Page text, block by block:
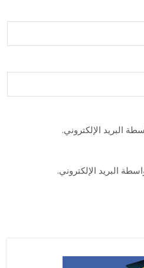
البريد الإلكتروني.
البريد الإلكتروني.